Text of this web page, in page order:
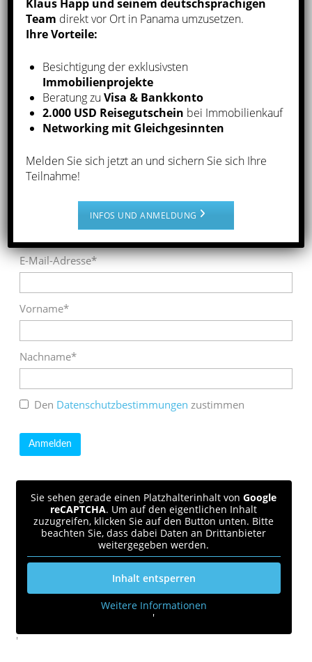
Klaus Happ
Mit der Kombination aus unserer jahrzehntelangen
des Immobilienmarktes in Panama und den sehr guten
Kontakten im Land biete ich unseren Kunden einen
Rundum-Service für Immobilien in Panama.
Newsletter-Anmeldung
Über unseren Newsletter erhalten Sie regelmäßig die
relevantesten Informationen.
E-Mail-Adresse*
Vorname*
Nachname*
Den Datenschutzbestimmungen zustimmen
Sie sehen gerade einen Platzhalterinhalt vonGoogle
reCAPTCHA. Um auf den eigentlichen Inhalt
zuzugreifen, klicken Sie auf den Button unten. Bitte
beachten Sie, dass dabei Daten an Drittanbieter
weitergegeben werden.
Inhalt entsperren
Weitere Informationen
'
'
Klaus Happ und seinem deutschsprachigen
Team direkt vor Ort in Panama umzusetzen.
Ihre Vorteile:
Besichtigung der exklusivsten
Immobilienprojekte
Beratung zuVisa & Bankkonto
2.000 USD Reisegutschein bei Immobilienkauf
Networking mit Gleichgesinnten
Melden Sie sich jetzt an und sichern Sie sich Ihre
Teilnahme!
INFOS UND ANMELDUNG